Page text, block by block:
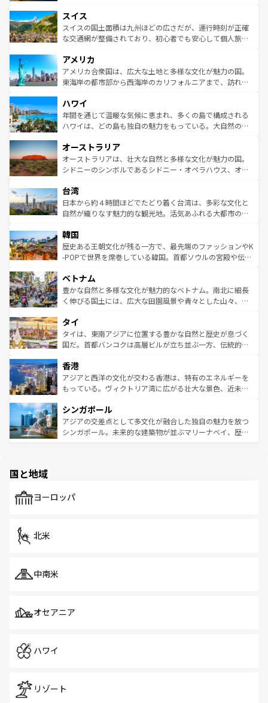
れる地方に足を運ぶとそれぞれで全く異なる文化を体験で
きるだろう。 なお、新着のフランス情報はコンテンツ一覧
を参照してほしい。
は、お酒好きな人にはぜひ体験してほしい。 なお、新着の
ドイツ情報はコンテンツ一覧を参照してほしい。
リアごとに異なる魅力がある。また、優雅なアフタヌーン
ティー、ビール好きにはたまらない英国パブ、サッカー観
戦など、本場だからこそできる体験も豊富。イギリスを旅
ンツ一覧を参照してほしい。
スイス
スイスの国土面積は九州ほどの広さだが、運行時刻が正確
な交通網が整備されており、初心者でも安心して個人旅行
の建物がそのまま残る町や、スイスならではのユニークな
博物館もあり、アルプス観光だけでなく町歩きも満喫する
ことができる。国民の所得が高いため物価も高いが、旅行
ば市内交通費無料で観光を楽しむこともできる。 なお、新
着のスイス情報はコンテンツ一覧 を参照してほしい。
アメリカ
アメリカ合衆国は、広大な土地と多様な文化が魅力の国。
東海岸の都市部から西海岸のカリフォルニアまで、訪れる
のような巨大都市は、観光、ショッピング、エンターテイ
ンメントが詰まった刺激的なスポットだ。一方、アメリカ
西部には大自然が広がり、グランドキャニオンやイエロー
部のニューオーリンズでは、音楽と美食が融合した独特の
文化が魅力。旅行者はアメリカの各地域で異なる魅力を楽
しみながら、その多様性と豊かな歴史を感じることができ
ならではの贅沢な旅のスタイルだ。 なお、新着のアメリカ
情報はコンテンツ一覧を参照してほしい。
ハワイ
年間を通じて温暖な気候に恵まれ、多くの島で構成される
ハワイは、どの島も独自の魅力をもっている。大自然の神
ワイ島は見逃せない。また、定番の観光地といえばオアフ
島だが、静かな自然を求めるならマウイ島やカウアイ島が
おすすめ。エメラルドグリーンに輝く海をはじめ、豊かな
れるおもてなしの心で訪れる人々を迎えてくれるハワイの
人々、おいしいローカルフードやハワイアンミュージッ
ク、伝統的なフラダンスなど、すべてがハワイの魅力を彩
ワイを、存分に味わってほしい。 なお、新着のハワイ情報
はコンテンツ一覧を参照してほしい。
オーストラリア
オーストラリアは、壮大な自然と多様な文化が魅力の国。
シドニーのシンボルであるシドニー・オペラハウス、オー
リアリーフや大陸中央部にそびえるウルル（エアーズロッ
ク）、タスマニアの美しい原生林やケアンズの熱帯雨林な
ど、見どころがたくさん。また、カフェやワイン、オージ
いる。アクティビティも充実しており、サーフィンやダイ
ビング、ハイキングなど、アウトドア好きにはたまらな
い。オーストラリアの多彩な魅力を存分に味わいつくそ
参照してほしい。
台湾
日本から約４時間ほどでたどり着く台湾は、多彩な文化と
自然が織りなす魅力的な観光地。活気あふれる大都市の台
ン）、静ひつな山岳地帯である台湾東部など、都市の喧騒
と山間の静けさが共存しており、訪れる人に新しい発見と
驚きをもたらしてくれる。また、奥深い台湾の食文化も魅
容にもいいと評判のスイーツなど、バラエティ豊かな料理
が味わえる。 なお、新着の台湾情報は コンテンツ一覧を参
照してほしい。
韓国
歴史ある王朝文化が残る一方で、最先端のファッションやK
-POPで世界を席巻している韓国。首都ソウルの宮殿や伝統
き、地方に足を延ばせば四季折々の自然美を楽しむことが
できる。そして、キムチや焼肉、絶品のストリートフード
まで、さまざまな韓国料理が待っている。夜には、韓国な
リティに包まれながら、韓国の多彩な魅力を心ゆくまで味
わってみてほしい。 なお、新着の韓国情報はコンテンツ一
覧を参照してほしい。
ベトナム
豊かな自然と多様な文化が魅力的なベトナム。南北に細長
く伸びる国土には、広大な田園風景や青々とした山々、世
急速な発展と共に伝統が息づく。ハノイの古い町並みやホ
ーチミン市のフランス統治時代の建物も、独特の雰囲気を
醸し出している。また、バラエティの豊かさとおいしさで
とつ。フォーやバインミー、ベトナムコーヒーなどは、ぜ
ひ現地で味わいたい。どの地域を訪れてもあたたかい人々
が旅行者を迎えてくれるので、きっと忘れられない旅にな
参照してほしい。
タイ
タイは、東南アジアに位置する豊かな自然と歴史が息づく
国だ。首都バンコクは高層ビルが立ち並ぶ一方、伝統的な
の活気が交差している。北部ではチェンマイなどの山岳地
帯で自然と触れ合い、南部ではプーケットやクラビの美し
いビーチでリゾート気分を楽しむことができる。タイ料理
激する。気候は一年中温暖で、どの季節にも異なる楽しみ
が待っている。親しみやすいタイの人々、仏教を中心とし
た文化、そして多様な観光資源が、訪れる旅人を魅了し続
香港
アジアと西洋の文化が交わる香港は、特有のエネルギーを
もっている。ヴィクトリア湾に広がる壮大な景色、近未来
み、どこを訪れても感動するはず。観光スポットが密集し
ており、効率よく見どころを回れるのも魅力。息をのむよ
うな絶景から文化的な体験まで、香港を存分に楽しみ尽く
シンガポール
アジアの交差点として多文化が融合した独自の魅力を放つ
シンガポール。未来的な建築物が並ぶマリーナベイ、歴史
で、ホーカーズは地元の風情を楽しめる外せないスポット
国と地域
ヨーロッパ
北米
中南米
オセアニア
ハワイ
リゾート